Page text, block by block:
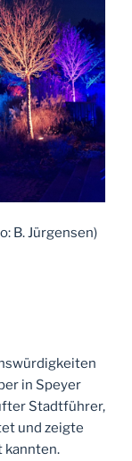
B. Jürgensen)
in Speyer
Stadtführer,
und zeigte
kannten.